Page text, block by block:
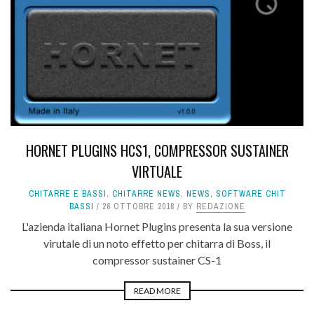
HORNET PLUGINS HCS1, COMPRESSOR SUSTAINER
VIRTUALE
CHITARRE E BASSI, CHITARRE NEWS, NEWS, SOFTWARE CHIT
BASSI
26 OTTOBRE 2018 BY REDAZIONE
L'azienda italiana Hornet Plugins presenta la sua versione
virutale di un noto effetto per chitarra di Boss, il
compressor sustainer CS-1
READ MORE